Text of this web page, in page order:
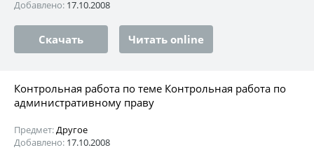
Добавлено: 17.10.2008
Скачать Читать online
Контрольная работа по теме Контрольная работа по
административному праву
Предмет:Другое
Добавлено: 17.10.2008